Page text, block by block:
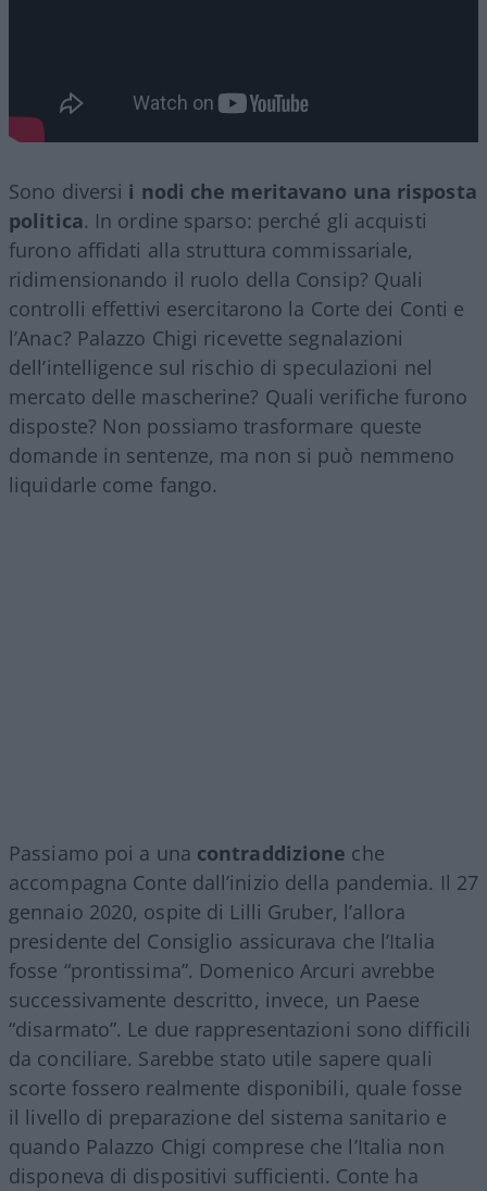
Sono diversi i nodi che meritavano una risposta
politica. In ordine sparso: perché gli acquisti
furono affidati alla struttura commissariale,
ridimensionando il ruolo della Consip? Quali
controlli effettivi esercitarono la Corte dei Conti e
l’Anac? Palazzo Chigi ricevette segnalazioni
dell’intelligence sul rischio di speculazioni nel
mercato delle mascherine? Quali verifiche furono
disposte? Non possiamo trasformare queste
domande in sentenze, ma non si può nemmeno
liquidarle come fango.
Passiamo poi a una contraddizione che
accompagna Conte dall’inizio della pandemia. Il 27
gennaio 2020, ospite di Lilli Gruber, l’allora
presidente del Consiglio assicurava che l’Italia
fosse “prontissima”. Domenico Arcuri avrebbe
successivamente descritto, invece, un Paese
“disarmato”. Le due rappresentazioni sono difficili
da conciliare. Sarebbe stato utile sapere quali
scorte fossero realmente disponibili, quale fosse
il livello di preparazione del sistema sanitario e
quando Palazzo Chigi comprese che l’Italia non
disponeva di dispositivi sufficienti. Conte ha